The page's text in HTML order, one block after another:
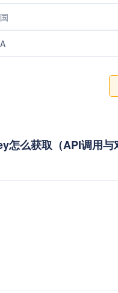
么获取（API调用与